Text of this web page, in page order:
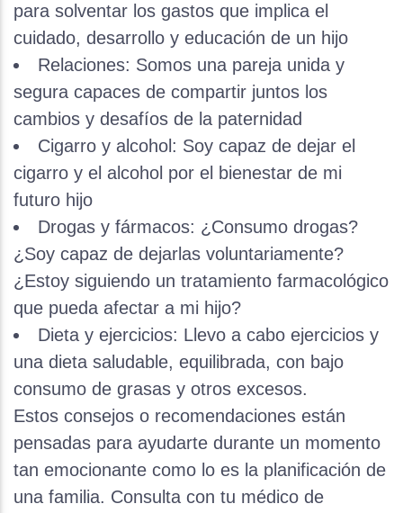
para solventar los gastos que implica el
cuidado, desarrollo y educación de un hijo
Relaciones: Somos una pareja unida y
segura capaces de compartir juntos los
cambios y desafíos de la paternidad
Cigarro y alcohol: Soy capaz de dejar el
cigarro y el alcohol por el bienestar de mi
futuro hijo
Drogas y fármacos: ¿Consumo drogas?
¿Soy capaz de dejarlas voluntariamente?
¿Estoy siguiendo un tratamiento farmacológico
que pueda afectar a mi hijo?
Dieta y ejercicios: Llevo a cabo ejercicios y
una dieta saludable, equilibrada, con bajo
consumo de grasas y otros excesos.
Estos consejos o recomendaciones están
pensadas para ayudarte durante un momento
tan emocionante como lo es la planificación de
una familia. Consulta con tu médico de